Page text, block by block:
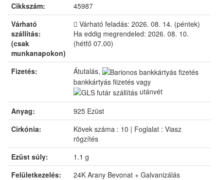
Cikkszám:
45987
Várható
szállítás:
(csak
munkanapokon)
Várható feladás: 2026. 08. 14. (péntek)
Ha eddig megrendeled: 2026. 08. 10.
(hétfő 07.00)
Fizetés:
Átutalás,
bankkártyás fizetés vagy
utánvét
Anyag:
925 Ezüst
Cirkónia:
Kövek száma : 10 | Foglalat : Viasz
rögzítés
Ezüst súly:
1.1 g
Felületkezelés:
24K Arany Bevonat + Galvanizálás